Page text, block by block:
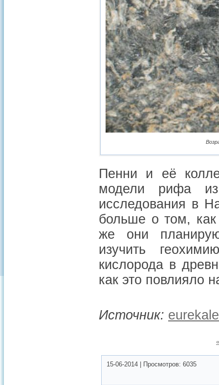
Пенни и её
модели рифа из
исследования в
больше о том, как
же они
изучить
кислорода в
как это повлияло
Источник:
15-06-2014 Просмотров: 6035